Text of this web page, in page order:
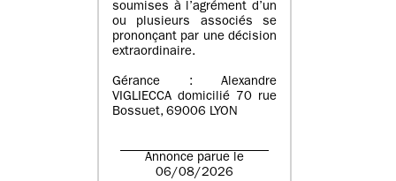
soumises à l’agrément d’un
ou plusieurs associés se
prononçant par une décision
extraordinaire.
Gérance : Alexandre
VIGLIECCA domicilié 70 rue
Bossuet, 69006 LYON
Annonce parue le
06/08/2026